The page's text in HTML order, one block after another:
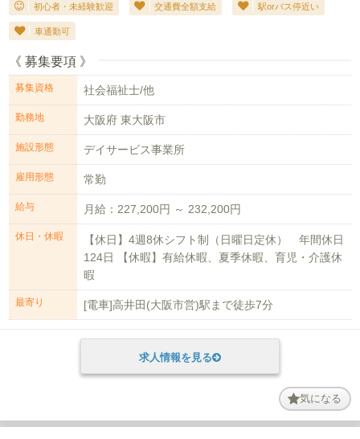
初心者・未経験歓迎 交通費全額支給 駅orバス停近い
車通勤可
《 募集要項 》
募集資格 社会福祉士/他
勤務地 大阪府 東大阪市
施設形態 デイサービス事業所
雇用形態 常勤
給与 月給：227,200円 ～ 232,200円
休日・休暇
【休日】4週8休シフト制（日曜日定休） 年間休日
124日 【休暇】有給休暇、夏季休暇、育児・介護休
暇
最寄り [電車]高井田(大阪市営)駅まで徒歩7分
求人情報を見る
気になる